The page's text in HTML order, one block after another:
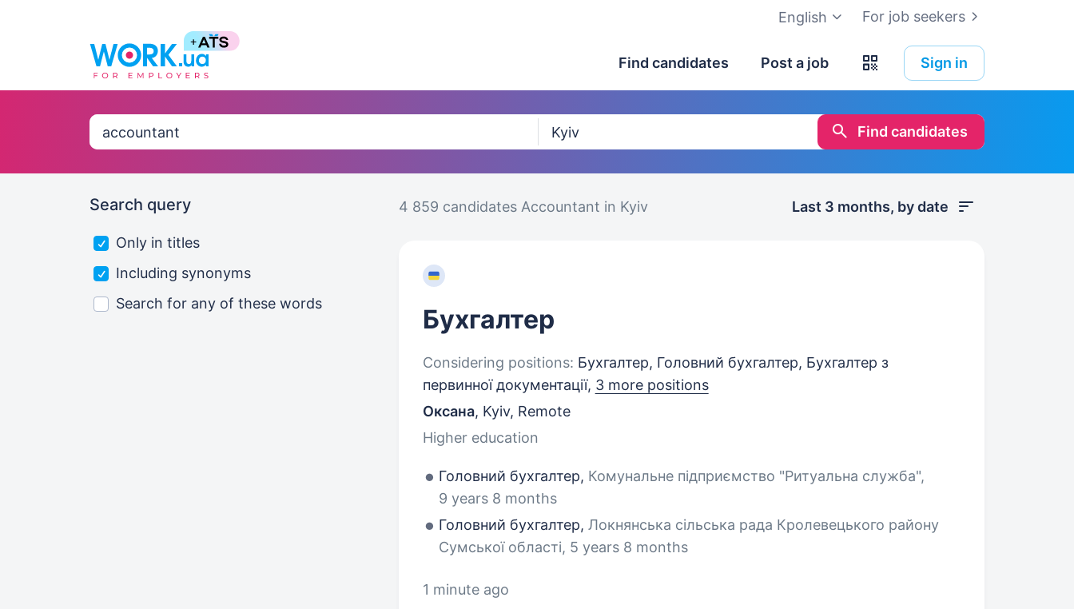
For job seekers
English
Find candidates Post a job Sign in
Find candidates
Search query
Only in titles
Including synonyms
Search for any of these words
4 859 candidates Accountant in Kyiv Last 3 months, by date
Бухгалтер
Considering positions: Бухгалтер, Головний бухгалтер, Бухгалтер з
первинної документації, 3 more positions
Оксана, Kyiv, Remote
Higher education
Головний бухгалтер, Комунальне підприємство "Ритуальна служба",
9 years 8 months
Головний бухгалтер, Локнянська сільська рада Кролевецького району
Сумської області, 5 years 8 months
1 minute ago